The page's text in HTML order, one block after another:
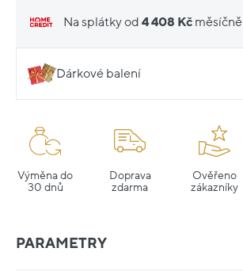
Na splátky od 4 408 Kč měsíčně
Dárkové balení
Výměna do
30 dnů
Doprava
zdarma
Ověřeno
zákazníky
PARAMETRY